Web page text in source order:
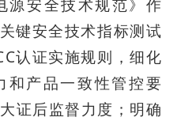
安全技术规范》作
键安全技术指标测试
认证实施规则，细化
和产品一致性管控要
证后监督力度；明确